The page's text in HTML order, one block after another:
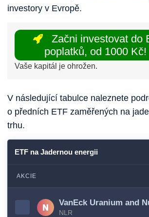
investory v Evropě.
Začni investovat do
poplatků, od 1000 Kč!
Vaše kapitál je ohrožen.
V následující tabulce naleznete
o předních ETF zaměřených na
trhu.
ETF na Jadernou energii
AKCIE
VanEck Uranium and
NLR